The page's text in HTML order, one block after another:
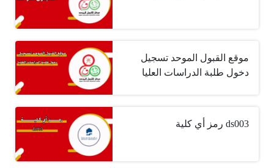
موقع القبول الموحد تسجيل
دخول طلبة الدراسات العليا
ds003 رمز أي كلية